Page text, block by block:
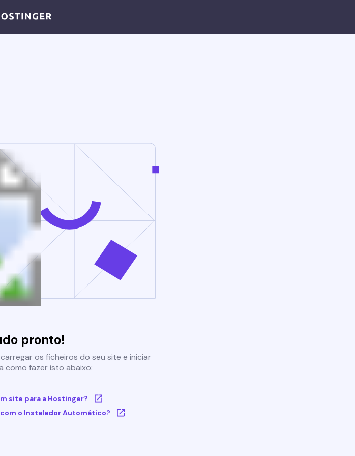
pronto!
os ficheiros do seu site e iniciar
como fazer isto abaixo:
site para a Hostinger?
o Instalador Automático?